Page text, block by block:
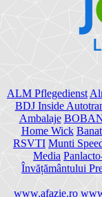
ALM Pflegedienst
BDJ Inside
Ambalaje
Home Wick
RSVTI Munti
Media
Învățământului
www.afazie.ro